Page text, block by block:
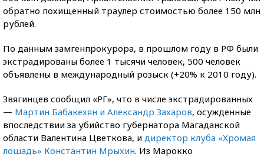
обратно похищенный траулер стоимостью более 150 млн
рублей.
По данным замгенпрокурора, в прошлом году в РФ были
экстрадированы более 1 тысячи человек, 500 человек
объявлены в международный розыск (+20% к 2010 году).
Звягинцев сообщил «РГ», что в числе экстрадированных
— Мартин Бабакехян и Александр Захаров, осужденные
впоследствии за убийство губернатора Магаданской
области Валентина Цветкова, и директор клуба «Хромая
лошадь» Константин Мрыхин. Из Марокко